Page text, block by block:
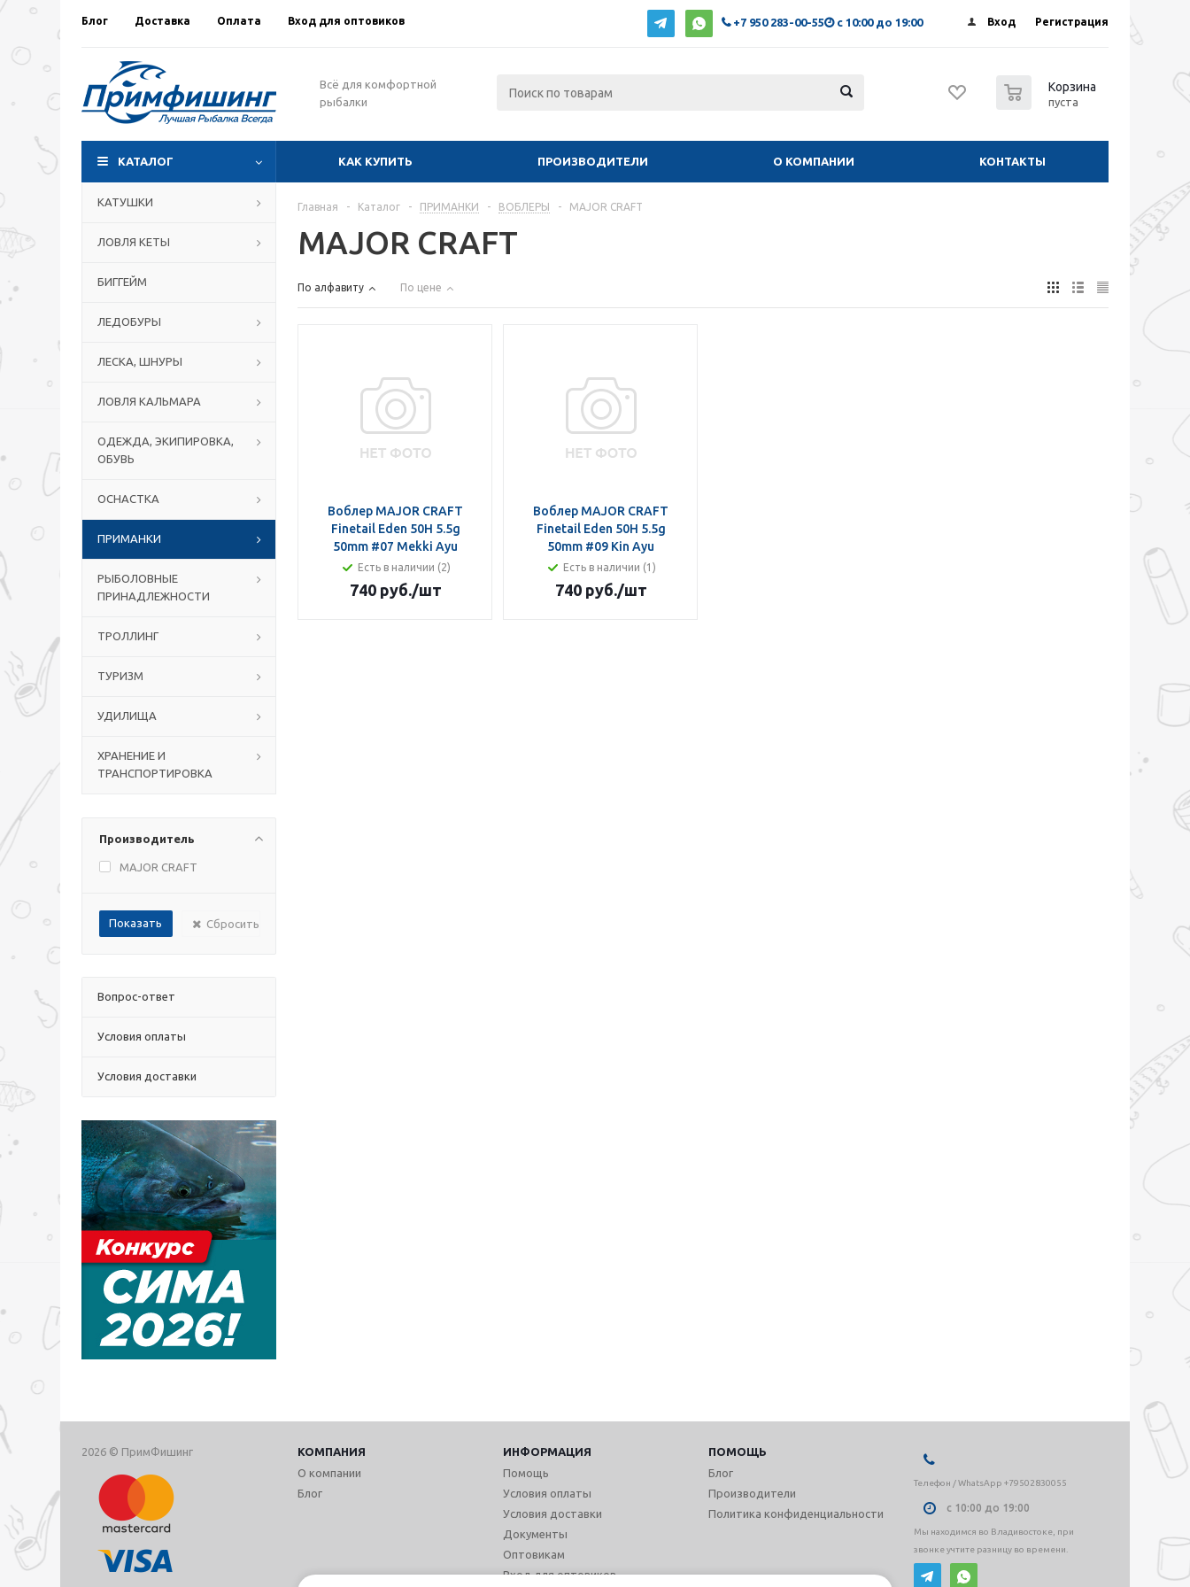
Блог Доставка Оплата Вход для оптовиков Вход Регистрация
+7 950 283-00-55 с 10:00 до 19:00
Всё для комфортной
рыбалки
Корзина
пуста
КАТАЛОГ КАК КУПИТЬ ПРОИЗВОДИТЕЛИ О КОМПАНИИ КОНТАКТЫ
КАТУШКИ
ЛОВЛЯ КЕТЫ
БИГГЕЙМ
ЛЕДОБУРЫ
ЛЕСКА, ШНУРЫ
ЛОВЛЯ КАЛЬМАРА
ОДЕЖДА, ЭКИПИРОВКА,
ОБУВЬ
ОСНАСТКА
ПРИМАНКИ
РЫБОЛОВНЫЕ
ПРИНАДЛЕЖНОСТИ
ТРОЛЛИНГ
ТУРИЗМ
УДИЛИЩА
ХРАНЕНИЕ И
ТРАНСПОРТИРОВКА
Производитель
MAJOR CRAFT
Сбросить
Вопрос-ответ
Условия оплаты
Условия доставки
Главная - Каталог - ПРИМАНКИ - ВОБЛЕРЫ - MAJOR CRAFT
MAJOR CRAFT
По алфавиту По цене
Воблер MAJOR CRAFT
Finetail Eden 50H 5.5g
50mm #07 Mekki Ayu
Есть в наличии (2)
740 руб./шт
Воблер MAJOR CRAFT
Finetail Eden 50H 5.5g
50mm #09 Kin Ayu
Есть в наличии (1)
740 руб./шт
2026 © ПримФишинг КОМПАНИЯ ИНФОРМАЦИЯ
ПОМОЩЬ
О компании
Блог
Помощь
Условия оплаты
Условия доставки
Документы
Оптовикам
Вход для оптовиков
Блог
Производители
Политика конфиденциальности
Телефон / WhatsApp +79502830055
с 10:00 до 19:00
Мы находимся во Владивостоке, при
звонке учтите разницу во времени.